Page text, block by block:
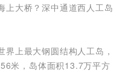
上大桥？深中通道西人工岛
界上最大钢圆结构人工岛，
米，岛体面积13.7万平方